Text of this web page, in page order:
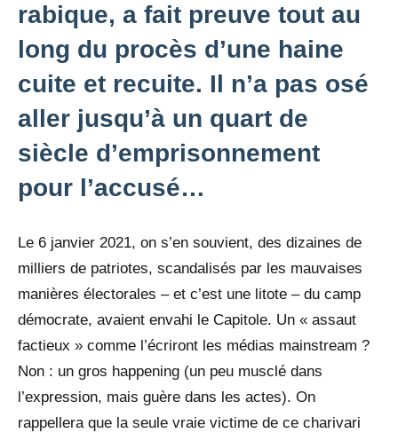
rabique, a fait preuve tout au
long du procès d’une haine
cuite et recuite. Il n’a pas osé
aller jusqu’à un quart de
siècle d’emprisonnement
pour l’accusé…
Le 6 janvier 2021, on s’en souvient, des dizaines de
milliers de patriotes, scandalisés par les mauvaises
manières électorales – et c’est une litote – du camp
démocrate, avaient envahi le Capitole. Un « assaut
factieux » comme l’écriront les médias mainstream ?
Non : un gros happening (un peu musclé dans
l’expression, mais guère dans les actes). On
rappellera que la seule vraie victime de ce charivari